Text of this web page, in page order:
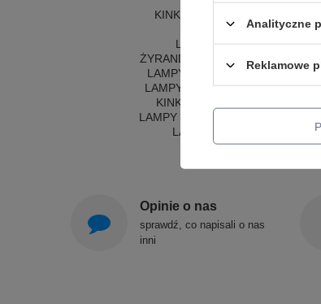
KINKIETY NAD LUSTRO
ŻYRANDOLE
LAMPKI NOCNE
ŻYRANDOLE KRYSZTAŁOWE
LAMPY WISZĄCE CZARNE
LAMPY WISZĄCE - OKRĘGI
KINKIETY DO SYPIALNI
LAMPY SUFITOWE OKRĄGŁE
LAMPY WISZĄCE
Opinie o nas
sprawdź, co napisali o nas
inni
Analityczne
Reklamowe